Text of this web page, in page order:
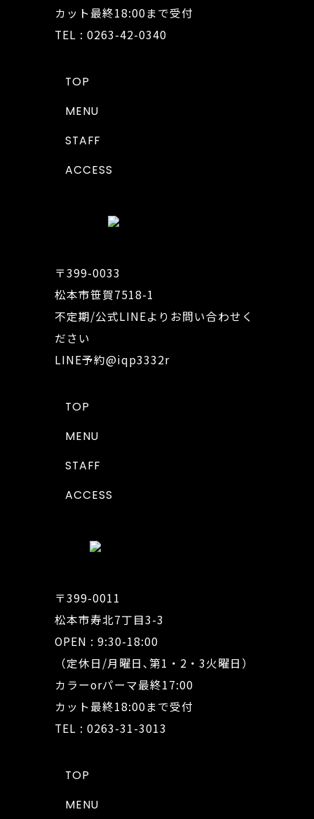
カット最終18:00まで受付
TEL : 0263-42-0340
TOP
MENU
STAFF
ACCESS
〒399-0033
松本市笹賀7518-1
不定期/公式LINEよりお問い合わせく
ださい
LINE予約@iqp3332r
TOP
MENU
STAFF
ACCESS
〒399-0011
松本市寿北7丁目3-3
OPEN : 9:30-18:00
（定休日/月曜日､第1・2・3火曜日）
カラーorパーマ最終17:00
カット最終18:00まで受付
TEL : 0263-31-3013
TOP
MENU